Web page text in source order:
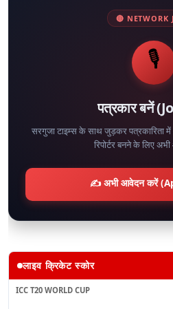
🔴 NETWORK
🎙️
पत्रकार बनें
सरगुजा टाइम्स के साथ जुड़कर पत्रकारिता में
रिपोर्टर बनने के लिए
✍️ अभी आवेदन करें
लाइव क्रिकेट स्कोर
ICC T20 WORLD CUP